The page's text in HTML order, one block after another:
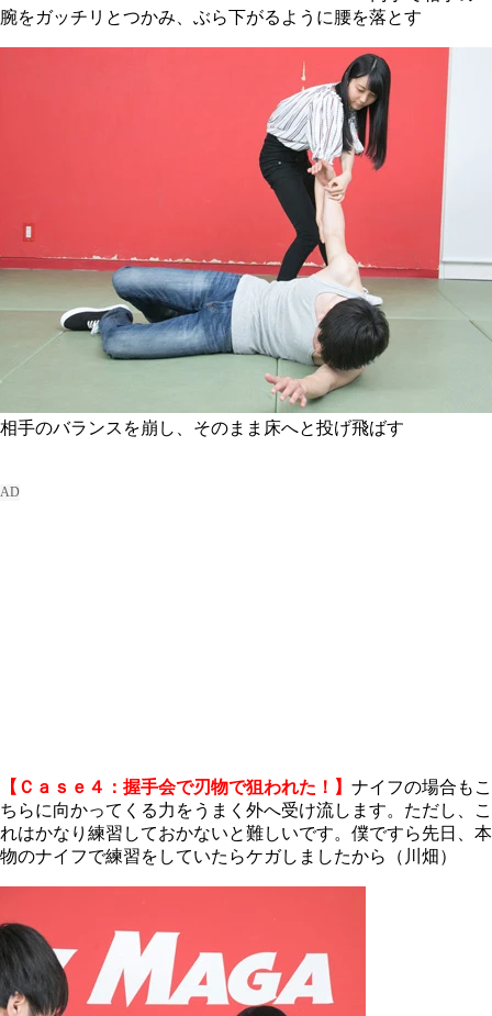
腕をガッチリとつかみ、ぶら下がるように腰を落とす
相手のバランスを崩し、そのまま床へと投げ飛ばす
【Ｃａｓｅ４：握手会で刃物で狙われた！】 ナイフの場合もこ
ちらに向かってくる力をうまく外へ受け流します。ただし、こ
れはかなり練習しておかないと難しいです。僕ですら先日、本
物のナイフで練習をしていたらケガしましたから（川畑）